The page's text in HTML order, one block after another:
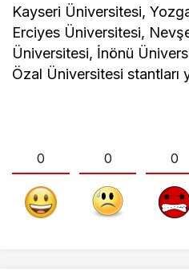
Kayseri Üniversitesi,
Erciyes Üniversitesi,
Üniversitesi, İnönü
Özal Üniversitesi stantları
0 0 0